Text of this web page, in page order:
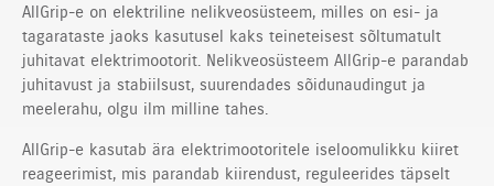
AllGrip-e on elektriline nelikveosüsteem, milles on esi- ja
tagarataste jaoks kasutusel kaks teineteisest sõltumatult
juhitavat elektrimootorit. Nelikveosüsteem AllGrip-e parandab
juhitavust ja stabiilsust, suurendades sõidunaudingut ja
meelerahu, olgu ilm milline tahes.
AllGrip-e kasutab ära elektrimootoritele iseloomulikku kiiret
reageerimist, mis parandab kiirendust, reguleerides täpselt